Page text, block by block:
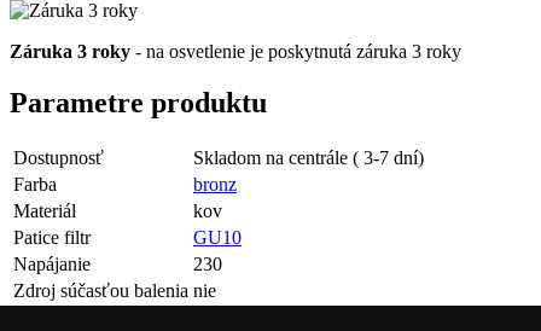
Záruka 3 roky - na osvetlenie je poskytnutá záruka 3 roky
Parametre produktu
Dostupnosť
Skladom na centrále ( 3-7 dní)
Farba
bronz
Materiál
kov
Patice filtr
GU10
Napájanie
230
Zdroj súčasťou balenia nie